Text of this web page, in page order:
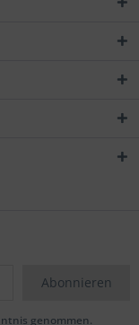
Abonnieren
genommen.